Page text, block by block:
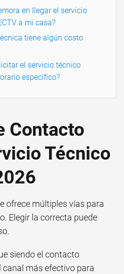
en llegar el servicio
a mi casa?
tiene algún costo
el servicio técnico
específico?
Contacto
Técnico
ofrece múltiples vías para
Elegir la correcta puede
siendo el contacto
canal más efectivo para